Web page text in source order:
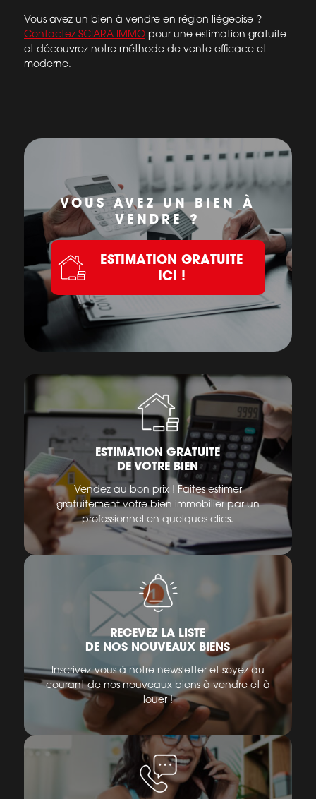
Vous avez un bien à vendre en région liégeoise ?
Contactez SCIARA IMMOpour une estimation gratuite
et découvrez notre méthode de vente efficace et
moderne.
VOUS AVEZ UN BIEN À
VENDRE ?
ESTIMATION GRATUITE
ICI !
ESTIMATION GRATUITE
DE VOTRE BIEN
Vendez au bon prix ! Faites estimer
gratuitement votre bien immobilier par un
professionnel en quelques clics.
RECEVEZ LA LISTE
DE NOS NOUVEAUX BIENS
Inscrivez-vous à notre newsletter et soyez au
courant de nos nouveaux biens à vendre et à
louer !